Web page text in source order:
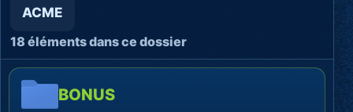
ACME
18 éléments dans ce dossier
BONUS